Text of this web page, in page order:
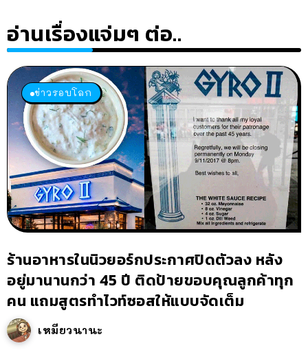
อ่านเรื่องแจ่มๆ ต่อ..
ข่าวรอบโลก
ร้านอาหารในนิวยอร์กประกาศปิดตัวลง หลัง
อยู่มานานกว่า 45 ปี ติดป้ายขอบคุณลูกค้าทุก
คน แถมสูตรทำไวท์ซอสให้แบบจัดเต็ม
เหมียวนานะ